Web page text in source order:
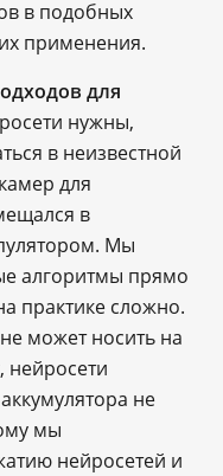
в подобных
применения.
для
нужны,
в неизвестной
для
в
Мы
алгоритмы прямо
практике сложно.
может носить на
нейросети
не
мы
нейросетей и